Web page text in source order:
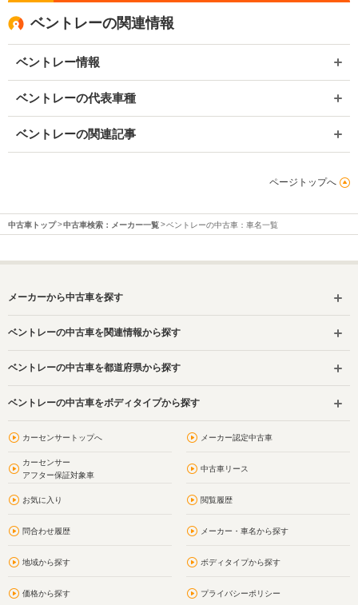
ベントレーの関連情報
ベントレー情報
ベントレーの代表車種
ベントレーの関連記事
ページトップへ
中古車トップ 中古車検索：メーカー一覧 ベントレーの中古車：車名一覧
メーカーから中古車を探す
ベントレーの中古車を関連情報から探す
ベントレーの中古車を都道府県から探す
ベントレーの中古車をボディタイプから探す
カーセンサートップへ メーカー認定中古車
カーセンサー
アフター保証対象車
中古車リース
お気に入り 閲覧履歴
問合わせ履歴 メーカー・車名から探す
地域から探す ボディタイプから探す
価格から探す プライバシーポリシー